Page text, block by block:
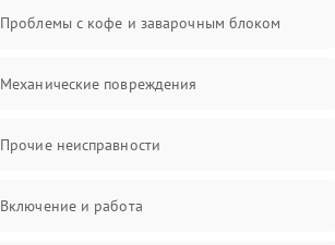
Проблемы с кофе и заварочным блоком
Механические повреждения
Прочие неисправности
Включение и работа